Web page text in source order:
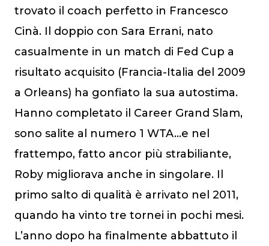
trovato il coach perfetto in Francesco
Cinà. Il doppio con Sara Errani, nato
casualmente in un match di Fed Cup a
risultato acquisito (Francia-Italia del 2009
a Orleans) ha gonfiato la sua autostima.
Hanno completato il Career Grand Slam,
sono salite al numero 1 WTA…e nel
frattempo, fatto ancor più strabiliante,
Roby migliorava anche in singolare. Il
primo salto di qualità è arrivato nel 2011,
quando ha vinto tre tornei in pochi mesi.
L’anno dopo ha finalmente abbattuto il